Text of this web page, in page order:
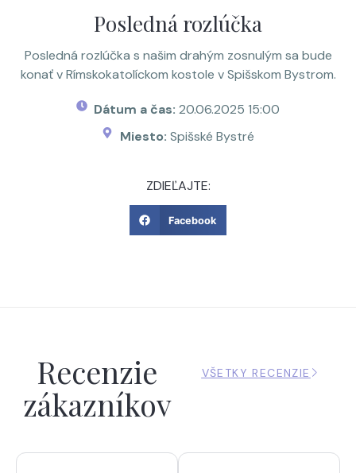
Posledná rozlúčka
Posledná rozlúčka s našim drahým zosnulým sa bude
konať v Rímskokatolíckom kostole v Spišskom Bystrom.
Dátum a čas:20.06.2025 15:00
Miesto: Spišské Bystré
ZDIEĽAJTE:
Facebook
Recenzie
zákazníkov
VŠETKY RECENZIE